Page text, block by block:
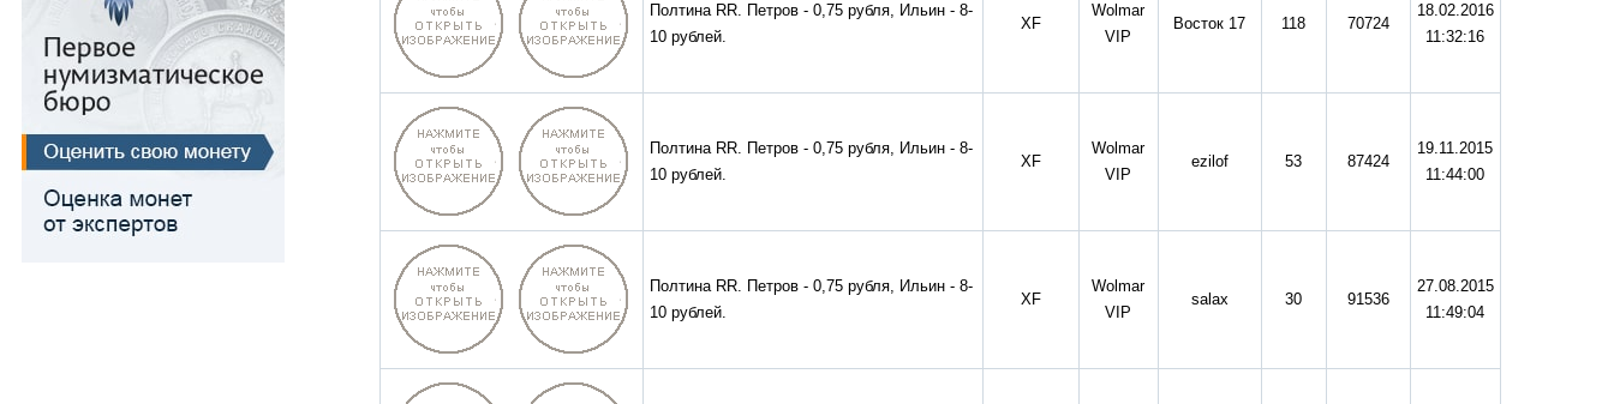
Для Речи Посполитой
Полтина RR. Петров - 0,75 рубля, Ильин - 8-
10 рублей.
XF
Wolmar
VIP
Восток 17 118 70724
18.02.2016
11:32:16
Полтина RR. Петров - 0,75 рубля, Ильин - 8-
10 рублей.
XF
Wolmar
VIP
ezilof 53 87424
19.11.2015
11:44:00
Полтина RR. Петров - 0,75 рубля, Ильин - 8-
10 рублей.
XF
Wolmar
VIP
salax 30 91536
27.08.2015
11:49:04